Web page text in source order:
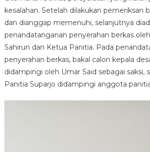
kesalahan. Setelah dilakukan pemeriksan
dan dianggap memenuhi, selanjutnya
penandatanganan penyerahan berkas
Sahirun dan Ketua Panitia. Pada
penyerahan berkas, bakal calon kepala
didampingi oleh Umar Said sebagai saksi,
Panitia Suparjo didampingi anggota